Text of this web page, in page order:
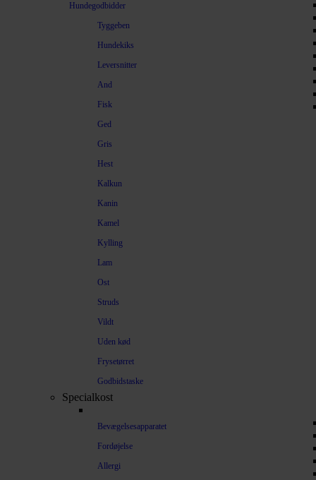
Hundegodbidder
Tyggeben
Hundekiks
Leversnitter
And
Fisk
Ged
Gris
Hest
Kalkun
Kanin
Kamel
Kylling
Lam
Ost
Struds
Vildt
Uden kød
Frysetørret
Godbidstaske
Specialkost
Bevægelsesapparatet
Fordøjelse
Allergi